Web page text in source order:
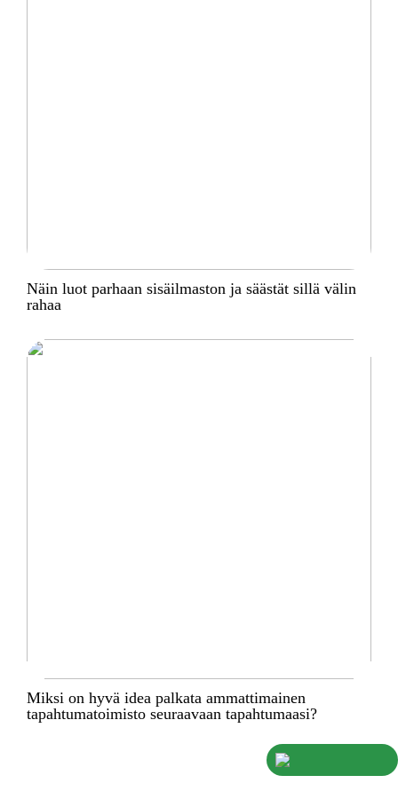
Näin luot parhaan sisäilmaston ja säästät sillä välin
rahaa
Miksi on hyvä idea palkata ammattimainen
tapahtumatoimisto seuraavaan tapahtumaasi?